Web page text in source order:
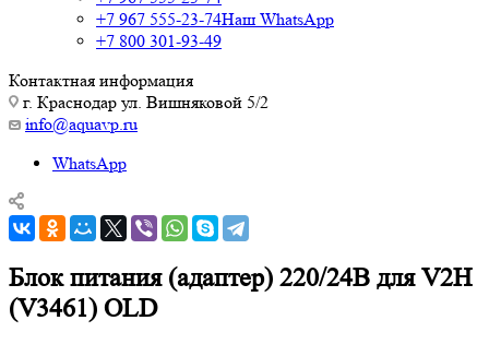
+7 967 555-23-74Наш WhatsApp
+7 800 301-93-49
Контактная информация
г. Краснодар ул. Вишняковой 5/2
info@aquavp.ru
WhatsApp
Блок питания (адаптер) 220/24В для V2H
(V3461) OLD